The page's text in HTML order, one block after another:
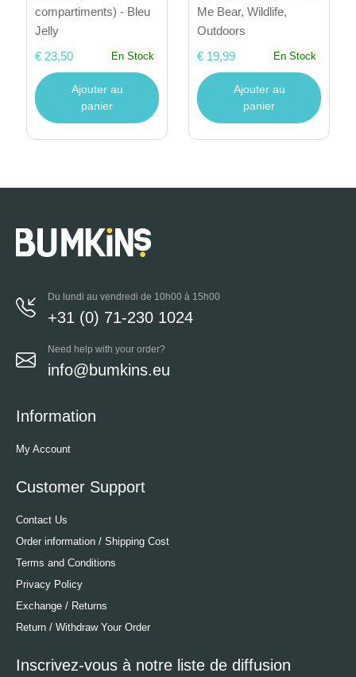
compartiments) - Bleu
Jelly
€ 23,50
En Stock
Ajouter au
panier
Me Bear, Wildlife,
Outdoors
€ 19,99
En Stock
Ajouter au
panier
Du lundi au vendredi de 10h00 à 15h00
+31 (0) 71-230 1024
Need help with your order?
info@bumkins.eu
Information
My Account
Customer Support
Contact Us
Order information / Shipping Cost
Terms and Conditions
Privacy Policy
Exchange / Returns
Return / Withdraw Your Order
Inscrivez-vous à notre liste de diffusion